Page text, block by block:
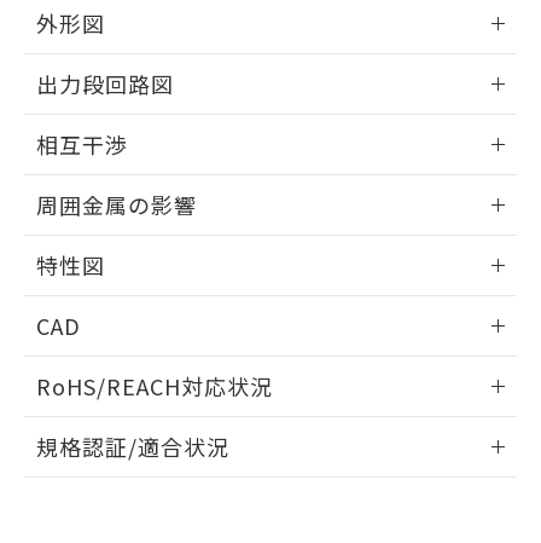
外形図
外形図
出力段回路図
出力段回路図
タイムチャート
相互干渉
相互干渉
A: 45mm以上、B: 40mm以上
周囲金属の影響
周囲金属の影響
特性図
検出物体の大きさと材質による影響
CAD
ドすることができます。
ログイン/会員登録
RoHS/REACH対応状況
EU RoHS 注意事項・凡例
規格認証/適合状況
※当社の共同利用者とは、"個人情報
の共同利用に関して"
用者の範囲」に記載されている法人を
EU RoHS指令（10物質）の非含有証明書
※本証明書は発行日時点で非含有を証明す
るもので、過去に遡って非含有を証明する
ものではありません。
物質の対応では、対応完了までの期間は出
荷製品に未対応品が混在することから備考
欄に対応日を記載しておりました。
既に当社にて対応品への在庫切替を完了
していることから、特段のことがない限